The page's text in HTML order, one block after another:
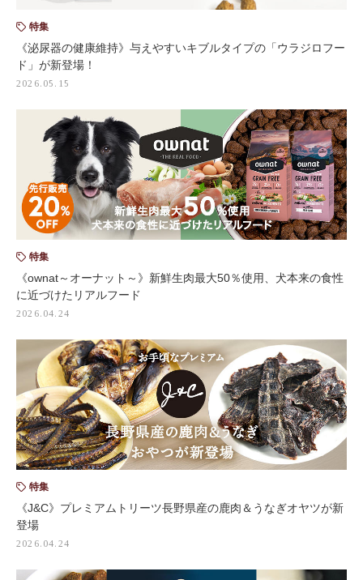
特集
《泌尿器の健康維持》与えやすいキブルタイプの「ウラジロフー
ド」が新登場！
2026.05.15
特集
《ownat～オーナット～》新鮮生肉最大50％使用、犬本来の食性
に近づけたリアルフード
2026.04.24
特集
《J&C》プレミアムトリーツ長野県産の鹿肉＆うなぎオヤツが新
登場
2026.04.24